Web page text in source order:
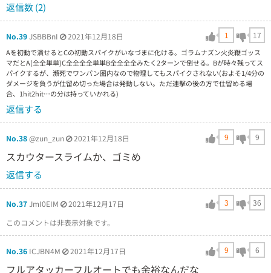
返信数 (2)
No.39JSBBBnI 2021年12月18日 1 17
Aを初動で潰せるとCの初動スパイクがいなづまに化ける。ゴラムナズン火炎鞭ゴッス
マだとA(全全単単)C全全全全単単B全全全全みたく2ターンで倒せる。Bが時々残ってス
パイクするが、瀕死でワンパン圏内なので物理してもスパイクされない(およそ1/4分の
ダメージを負うが仕留め切った場合は発動しない。ただ連撃の後の方で仕留める場
合、1hit2hit…の分は持っていかれる)
返信する
No.38@zun_zun 2021年12月18日 9 9
スカウタースライムか、ゴミめ
返信する
No.37JmI0EIM 2021年12月17日 3
36
このコメントは非表示対象です。
No.36 ICJBN4M 2021年12月17日 9 6
フルアタッカーフルオートでも余裕なんだな